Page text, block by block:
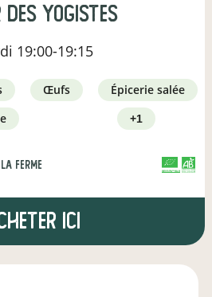
des yogistes
19:00-19:15
œufs
épicerie salée
+1
ferme
ici